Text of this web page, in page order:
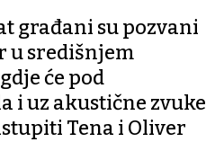
građani su pozvani
u središnjem
će pod
i uz akustične zvuke
Tena i Oliver